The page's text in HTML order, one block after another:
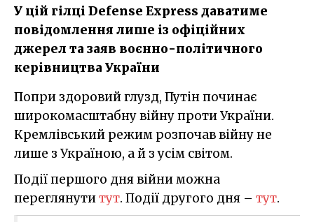
У цій гілці Defense Express даватиме
повідомлення лише із офіційних
джерел та заяв воєнно-політичного
керівництва України
Попри здоровий глузд, Путін починає
широкомасштабну війну проти України.
Кремлівський режим розпочав війну не
лише з Україною, а й з усім світом.
Події першого дня війни можна
переглянутитут. Події другого дня – тут.